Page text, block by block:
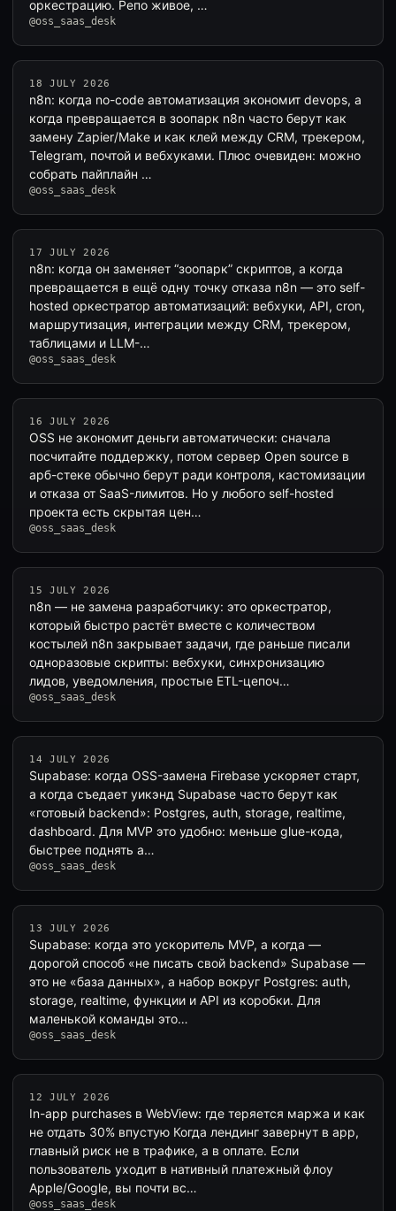
оркестрацию. Репо живое, …
@oss_saas_desk
18 JULY 2026
n8n: когда no-code автоматизация экономит devops, а
когда превращается в зоопарк n8n часто берут как
замену Zapier/Make и как клей между CRM, трекером,
Telegram, почтой и вебхуками. Плюс очевиден: можно
собрать пайплайн …
@oss_saas_desk
17 JULY 2026
n8n: когда он заменяет “зоопарк” скриптов, а когда
превращается в ещё одну точку отказа n8n — это self-
hosted оркестратор автоматизаций: вебхуки, API, cron,
маршрутизация, интеграции между CRM, трекером,
таблицами и LLM-…
@oss_saas_desk
16 JULY 2026
OSS не экономит деньги автоматически: сначала
посчитайте поддержку, потом сервер Open source в
арб-стеке обычно берут ради контроля, кастомизации
и отказа от SaaS-лимитов. Но у любого self-hosted
проекта есть скрытая цен…
@oss_saas_desk
15 JULY 2026
n8n — не замена разработчику: это оркестратор,
который быстро растёт вместе с количеством
костылей n8n закрывает задачи, где раньше писали
одноразовые скрипты: вебхуки, синхронизацию
лидов, уведомления, простые ETL-цепоч…
@oss_saas_desk
14 JULY 2026
Supabase: когда OSS-замена Firebase ускоряет старт,
а когда съедает уикэнд Supabase часто берут как
«готовый backend»: Postgres, auth, storage, realtime,
dashboard. Для MVP это удобно: меньше glue-кода,
быстрее поднять а…
@oss_saas_desk
13 JULY 2026
Supabase: когда это ускоритель MVP, а когда —
дорогой способ «не писать свой backend» Supabase —
это не «база данных», а набор вокруг Postgres: auth,
storage, realtime, функции и API из коробки. Для
маленькой команды это…
@oss_saas_desk
12 JULY 2026
In-app purchases в WebView: где теряется маржа и как
не отдать 30% впустую Когда лендинг завернут в app,
главный риск не в трафике, а в оплате. Если
пользователь уходит в нативный платежный флоу
Apple/Google, вы почти вс…
@oss_saas_desk